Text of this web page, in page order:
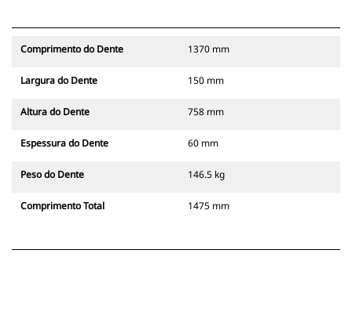
Comprimento do Dente 1370 mm
Largura do Dente 150 mm
Altura do Dente 758 mm
Espessura do Dente 60 mm
Peso do Dente 146.5 kg
Comprimento Total 1475 mm